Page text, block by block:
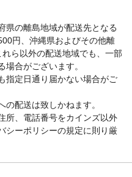
県の離島地域が配送先となる
円、沖縄県およびその他離
ら以外の配送地域でも、一部
合がございます。
指定日通り届かない場合がご
配送は致しかねます。
所、電話番号をカインズ以外
シーポリシーの規定に則り厳